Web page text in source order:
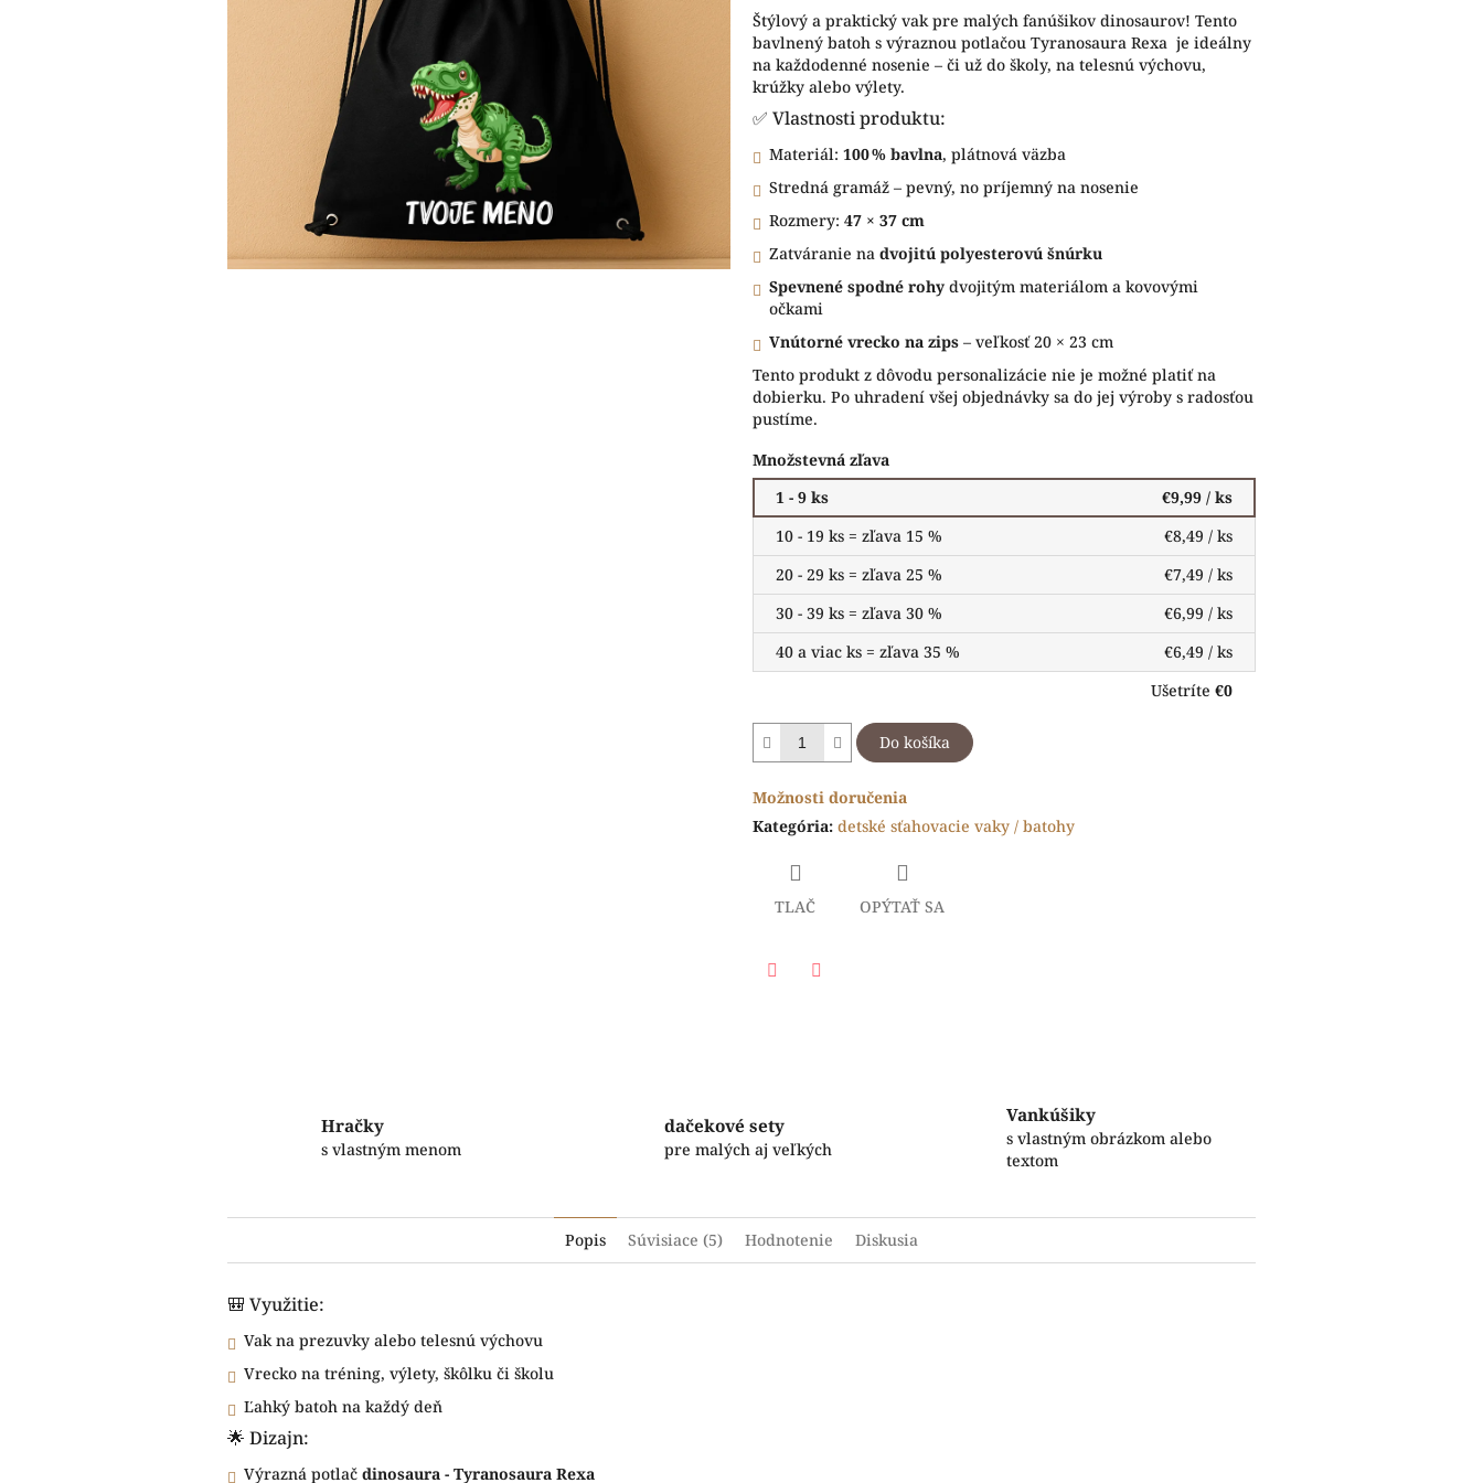
5
hviezdičiek.
Štýlový a praktický vak pre malých fanúšikov dinosaurov! Tento
bavlnený batoh s výraznou potlačou Tyranosaura Rexa je ideálny
na každodenné nosenie – či už do školy, na telesnú výchovu,
krúžky alebo výlety.
✅ Vlastnosti produktu:
Materiál: 100 % bavlna, plátnová väzba
Stredná gramáž – pevný, no príjemný na nosenie
Rozmery: 47 × 37 cm
Zatváranie na dvojitú polyesterovú šnúrku
Spevnené spodné rohy dvojitým materiálom a kovovými
očkami
Vnútorné vrecko na zips – veľkosť 20 × 23 cm
Tento produkt z dôvodu personalizácie nie je možné platiť na
dobierku. Po uhradení všej objednávky sa do jej výroby s radosťou
pustíme.
Množstevná zľava
1 - 9 ks
€9,99 / ks
10 - 19 ks = zľava 15 %
€8,49 / ks
20 - 29 ks = zľava 25 %
€7,49 / ks
30 - 39 ks = zľava 30 %
€6,99 / ks
40 a viac ks = zľava 35 %
€6,49 / ks
Ušetríte €0
Do košíka
Možnosti doručenia
Kategória: detské sťahovacie vaky / batohy
TLAČ OPÝTAŤ SA
Hračky
s vlastným menom
dačekové sety
pre malých aj veľkých
Vankúšiky
s vlastným obrázkom alebo
textom
Popis Súvisiace (5) Hodnotenie Diskusia
🎒 Využitie:
Vak na prezuvky alebo telesnú výchovu
Vrecko na tréning, výlety, škôlku či školu
Ľahký batoh na každý deň
🌟 Dizajn:
Výrazná potlač dinosaura - Tyranosaura Rexa